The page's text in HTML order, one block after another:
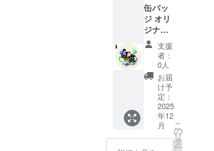
缶バッ
ジ オリ
ジナル
ロゴの
缶バッ
ジをお
渡しい
たしま
す！ 以
下の3種
類より
お選び
くださ
支援
者：
0人
お届
け予
定：
2025
年12
月
こ
の
リ
タ
ー